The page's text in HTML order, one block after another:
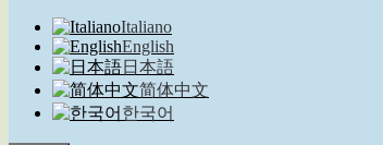
Italiano
English
日本語
简体中文
한국어